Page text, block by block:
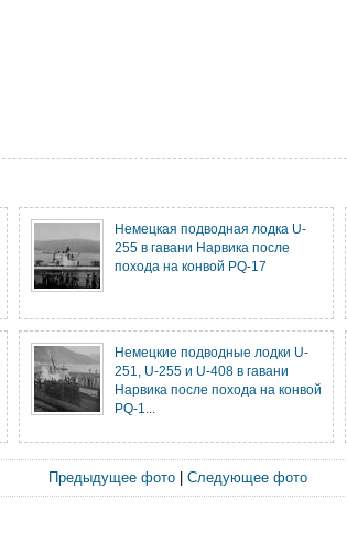
Немецкая подводная лодка U-
255 в гавани Нарвика после
похода на конвой PQ-17
Немецкие подводные лодки U-
251, U-255 и U-408 в гавани
Нарвика после похода на конвой
PQ-1...
Предыдущее фото| Следующее фото